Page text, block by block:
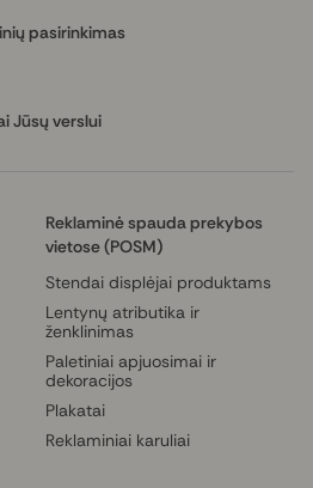
pasirinkimas
Jūsų verslui
Reklaminė spauda prekybos
vietose (POSM)
Stendai displėjai produktams
Lentynų atributika ir
ženklinimas
Paletiniai apjuosimai ir
dekoracijos
Plakatai
Reklaminiai karuliai